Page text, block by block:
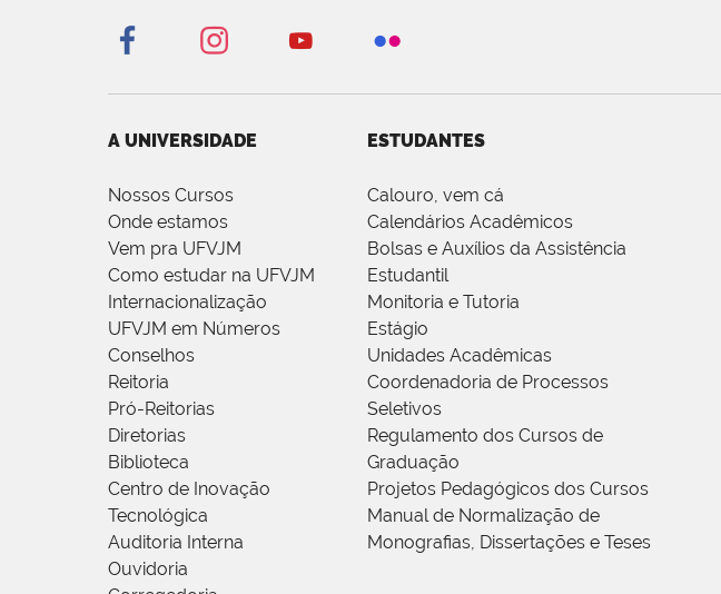
A UNIVERSIDADE
Nossos Cursos
Onde estamos
Vem pra UFVJM
Como estudar na UFVJM
Internacionalização
UFVJM em Números
Conselhos
Reitoria
Pró-Reitorias
Diretorias
Biblioteca
Centro de Inovação
Tecnológica
Auditoria Interna
Ouvidoria
ESTUDANTES
Calouro, vem cá
Calendários Acadêmicos
Bolsas e Auxílios da Assistência
Estudantil
Monitoria e Tutoria
Estágio
Unidades Acadêmicas
Coordenadoria de Processos
Seletivos
Regulamento dos Cursos de
Graduação
Projetos Pedagógicos dos Cursos
Manual de Normalização de
Monografias, Dissertações e Teses